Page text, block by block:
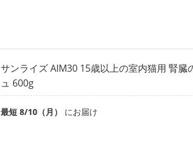
サンライズ AIM30 15歳以上の室内猫用 腎臓
ュ 600g
最短 8/10（月） にお届け